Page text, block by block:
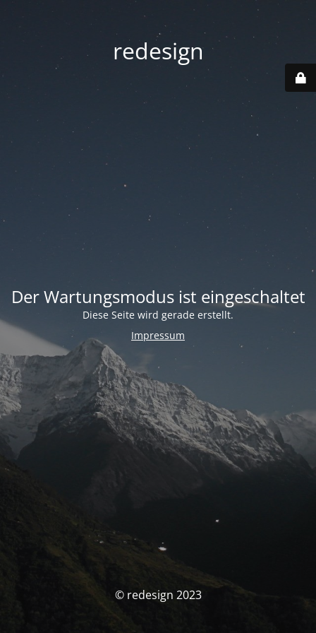
redesign
Der Wartungsmodus ist eingeschaltet
Diese Seite wird gerade erstellt.
Impressum
© redesign 2023